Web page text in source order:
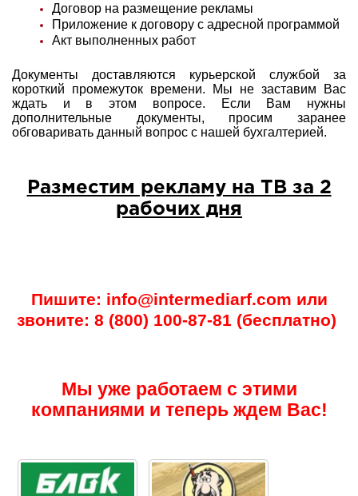
Договор на размещение рекламы
Приложение к договору с адресной программой
Акт выполненных работ
Документы доставляются курьерской службой за
короткий промежуток времени. Мы не заставим Вас
ждать и в этом вопросе. Если Вам нужны
дополнительные документы, просим заранее
обговаривать данный вопрос с нашей бухгалтерией.
Разместим рекламу на ТВ за 2
рабочих дня
Пишите: info@intermediarf.com или
звоните: 8 (800) 100-87-81 (бесплатно)
Мы уже работаем с этими
компаниями и теперь ждем Вас!